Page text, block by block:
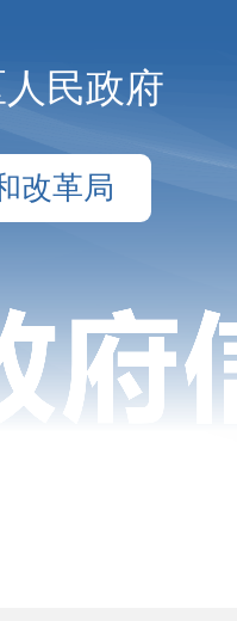
民政府
改革局